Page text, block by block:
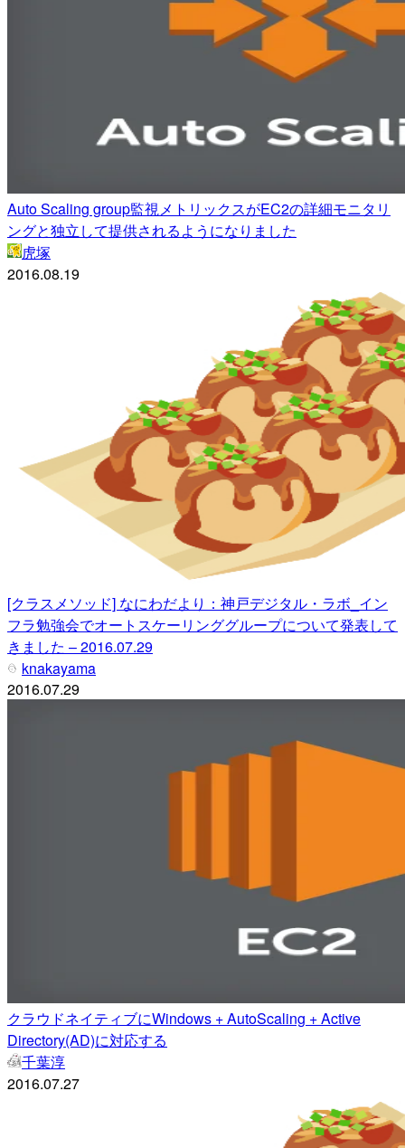
Auto Scaling group監視メトリックスがEC2の詳細モニタリ
ングと独立して提供されるようになりました
虎塚
2016.08.19
[クラスメソッド] なにわだより：神戸デジタル・ラボ_イン
フラ勉強会でオートスケーリンググループについて発表して
きました – 2016.07.29
knakayama
2016.07.29
クラウドネイティブにWindows + AutoScaling + Active
Directory(AD)に対応する
千葉淳
2016.07.27